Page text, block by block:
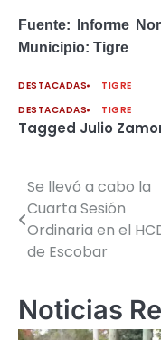
Fuente: Informe
Municipio: Tigre
DESTACADAS
TIGRE
DESTACADAS
TIGRE
Tagged Julio
Navegación
de
entradas
Se llevó a cabo la
Cuarta Sesión
Ordinaria en el
de Escobar
Noticias